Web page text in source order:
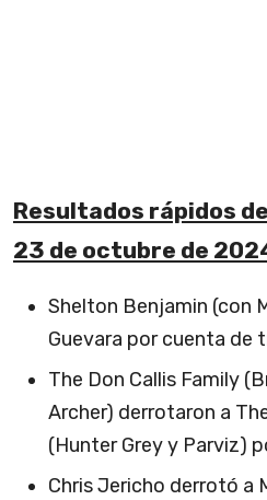
Resultados rápidos
23 de octubre de
Shelton Benjamin (con
Guevara por cuenta de
The Don Callis Family
Archer) derrotaron a
(Hunter Grey y Parviz)
Chris Jericho derrotó a